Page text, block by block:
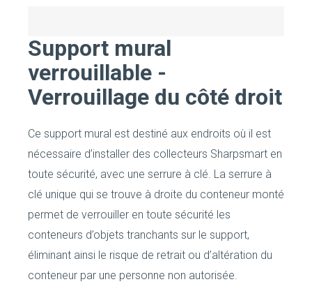
Support mural
verrouillable -
Verrouillage du côté droit
Ce support mural est destiné aux endroits où il est
nécessaire d’installer des collecteurs Sharpsmart en
toute sécurité, avec une serrure à clé. La serrure à
clé unique qui se trouve à droite du conteneur monté
permet de verrouiller en toute sécurité les
conteneurs d’objets tranchants sur le support,
éliminant ainsi le risque de retrait ou d’altération du
conteneur par une personne non autorisée.